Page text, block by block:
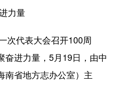
力量
代表大会召开100周
奋进力量，5月19日，由中
南省地方志办公室）主